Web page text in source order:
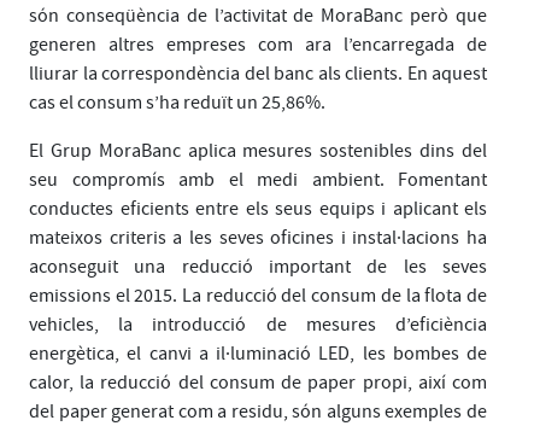
són conseqüència de l’activitat de MoraBanc però que
generen altres empreses com ara l’encarregada de
lliurar la correspondència del banc als clients. En aquest
cas el consum s’ha reduït un 25,86%.
El Grup MoraBanc aplica mesures sostenibles dins del
seu compromís amb el medi ambient. Fomentant
conductes eficients entre els seus equips i aplicant els
mateixos criteris a les seves oficines i instal·lacions ha
aconseguit una reducció important de les seves
emissions el 2015. La reducció del consum de la flota de
vehicles, la introducció de mesures d’eficiència
energètica, el canvi a il·luminació LED, les bombes de
calor, la reducció del consum de paper propi, així com
del paper generat com a residu, són alguns exemples de